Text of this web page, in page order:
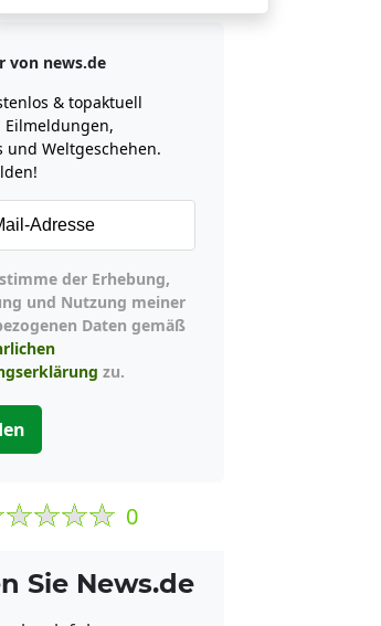
von news.de
& topaktuell
und Weltgeschehen.
und Nutzung meiner
Daten gemäß
zu.
0
Sie News.de